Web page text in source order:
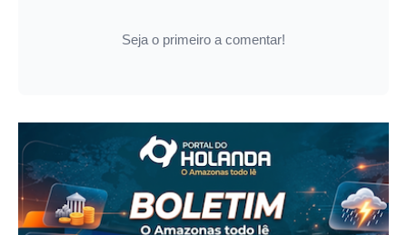
Seja o primeiro a comentar!